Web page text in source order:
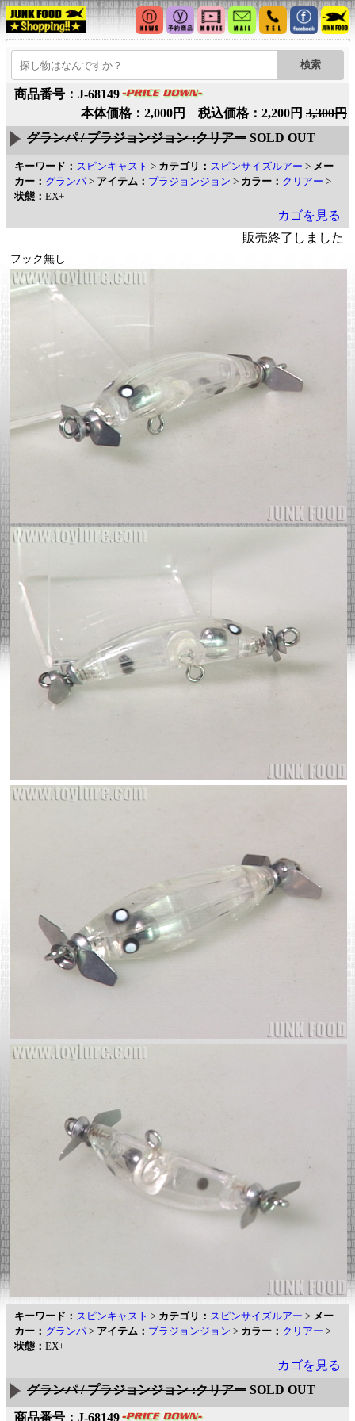
商品番号：J-68149
本体価格：2,000円 税込価格：2,200円 3,300円
グランパ / プラジョンジョン :クリアー SOLD OUT
キーワード： スピンキャスト > カテゴリ： スピンサイズルアー > メー
カー： グランパ > アイテム： プラジョンジョン > カラー： クリアー >
状態： EX+
カゴを見る
販売終了しました
フック無し
キーワード： スピンキャスト > カテゴリ： スピンサイズルアー > メー
カー： グランパ > アイテム： プラジョンジョン > カラー： クリアー >
状態： EX+
カゴを見る
グランパ / プラジョンジョン :クリアー SOLD OUT
商品番号：J-68149